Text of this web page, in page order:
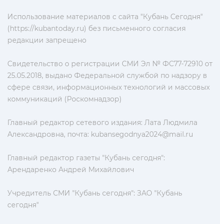
Использование материалов с сайта "Кубань Сегодня"
(https://kubantoday.ru) без письменного согласия
редакции запрещено
Свидетельство о регистрации СМИ Эл № ФС77-72910 от
25.05.2018, выдано Федеральной службой по надзору в
сфере связи, информационных технологий и массовых
коммуникаций (Роскомнадзор)
Главный редактор сетевого издания: Лата Людмила
Александровна, почта: kubansegodnya2024@mail.ru
Главный редактор газеты "Кубань сегодня":
Арендаренко Андрей Михайлович
Учредитель СМИ "Кубань сегодня": ЗАО "Кубань
сегодня"